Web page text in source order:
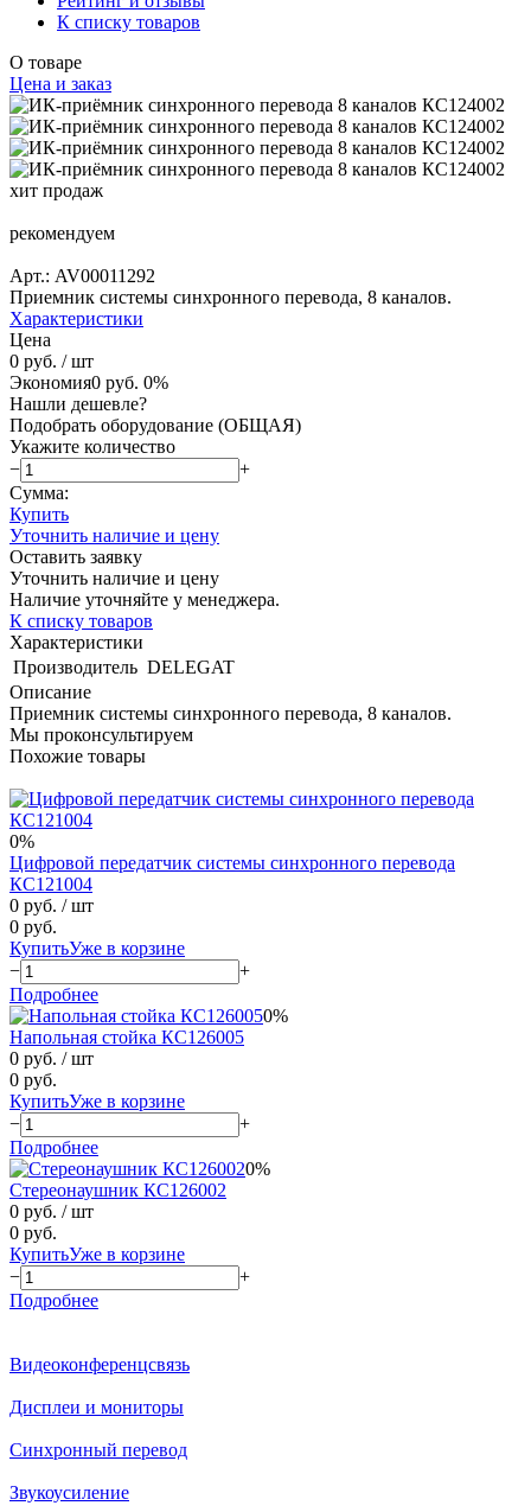
К списку товаров
О товаре
Цена и заказ
хит продаж
рекомендуем
Арт.: AV00011292
Приемник системы синхронного перевода, 8 каналов.
Характеристики
Цена
0 руб. / шт
Экономия0 руб. 0%
Нашли дешевле?
Подобрать оборудование (ОБЩАЯ)
Укажите количество
−
+
Сумма:
Купить
Уточнить наличие и цену
Оставить заявку
Уточнить наличие и цену
Наличие уточняйте у менеджера.
К списку товаров
Характеристики
Производитель DELEGAT
Описание
Приемник системы синхронного перевода, 8 каналов.
Мы проконсультируем
Похожие товары
0%
Цифровой передатчик системы синхронного перевода
КС121004
0 руб. / шт
0 руб.
КупитьУже в корзине
−
+
Подробнее
0%
Напольная стойка КС126005
0 руб. / шт
0 руб.
КупитьУже в корзине
−
+
Подробнее
0%
Стереонаушник КС126002
0 руб. / шт
0 руб.
КупитьУже в корзине
−
+
Подробнее
Видеоконференцсвязь
Дисплеи и мониторы
Синхронный перевод
Звукоусиление